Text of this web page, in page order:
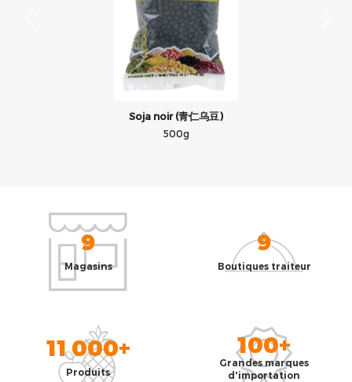
Soja noir (青仁乌豆)
500g
9
Magasins
9
Boutiques traiteur
11 000+
Produits
100+
Grandes marques
d'importation